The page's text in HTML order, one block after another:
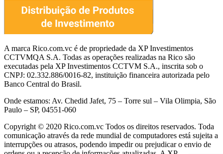
A marca Rico.com.vc é de propriedade da XP Investimentos
CCTVMQA S.A. Todas as operações realizadas na Rico são
executadas pela XP Investimentos CCTVM S.A., inscrita sob o
CNPJ: 02.332.886/0016-82, instituição financeira autorizada pelo
Banco Central do Brasil.
Onde estamos: Av. Chedid Jafet, 75 – Torre sul – Vila Olimpia, São
Paulo – SP, 04551-060
Copyright © 2020 Rico.com.vc Todos os direitos reservados. Toda
comunicação através da rede mundial de computadores está sujeita a
interrupções ou atrasos, podendo impedir ou prejudicar o envio de